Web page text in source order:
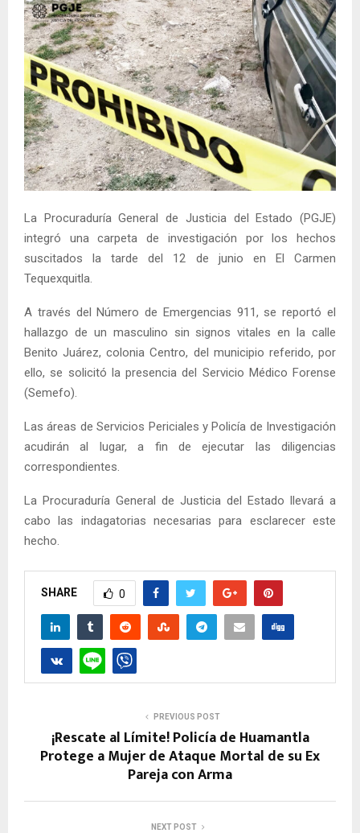
La Procuraduría General de Justicia del Estado (PGJE)
integró una carpeta de investigación por los hechos
suscitados la tarde del 12 de junio en El Carmen
Tequexquitla.
A través del Número de Emergencias 911, se reportó el
hallazgo de un masculino sin signos vitales en la calle
Benito Juárez, colonia Centro, del municipio referido, por
ello, se solicitó la presencia del Servicio Médico Forense
(Semefo).
Las áreas de Servicios Periciales y Policía de Investigación
acudirán al lugar, a fin de ejecutar las diligencias
correspondientes.
La Procuraduría General de Justicia del Estado llevará a
cabo las indagatorias necesarias para esclarecer este
hecho.
SHARE 0
PREVIOUS POST
¡Rescate al Límite! Policía de Huamantla
Protege a Mujer de Ataque Mortal de su Ex
Pareja con Arma
NEXT POST